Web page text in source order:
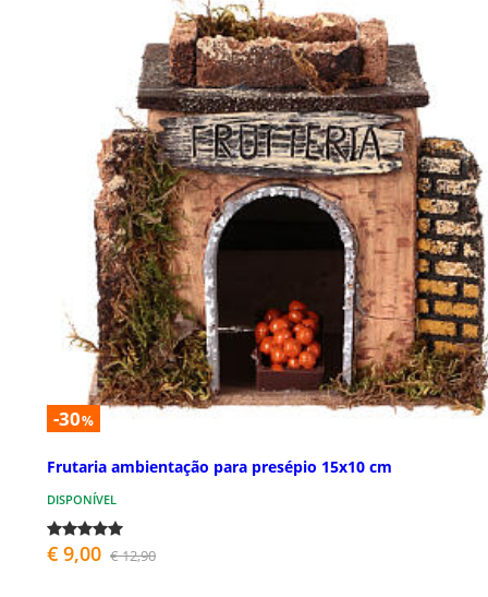
-30%
Frutaria ambientação para presépio 15x10 cm
DISPONÍVEL
€ 9,00 € 12,90